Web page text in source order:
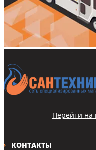
КОНТАКТЫ
Перейти на